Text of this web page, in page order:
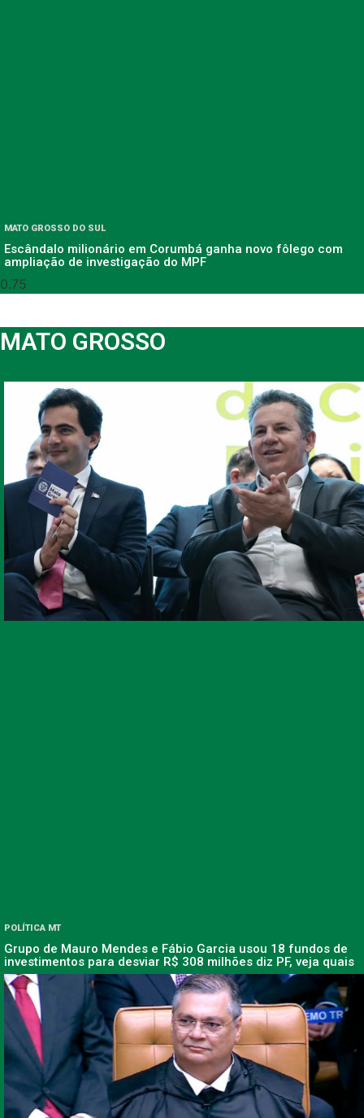
MATO GROSSO DO SUL
Escândalo milionário em Corumbá ganha novo fôlego com
ampliação de investigação do MPF
MATO GROSSO
POLÍTICA MT
Grupo de Mauro Mendes e Fábio Garcia usou 18 fundos de
investimentos para desviar R$ 308 milhões diz PF, veja quais